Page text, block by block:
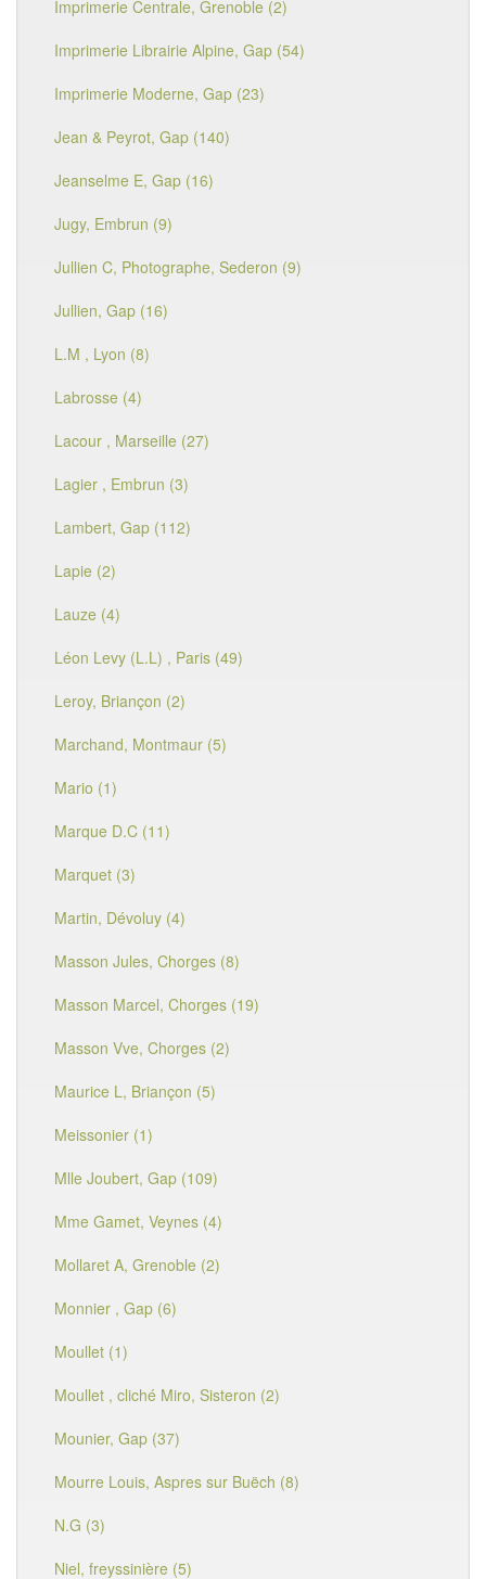
Imprimerie Centrale, Grenoble (2)
Imprimerie Librairie Alpine, Gap (54)
Imprimerie Moderne, Gap (23)
Jean & Peyrot, Gap (140)
Jeanselme E, Gap (16)
Jugy, Embrun (9)
Jullien C, Photographe, Sederon (9)
Jullien, Gap (16)
L.M , Lyon (8)
Labrosse (4)
Lacour , Marseille (27)
Lagier , Embrun (3)
Lambert, Gap (112)
Lapie (2)
Lauze (4)
Léon Levy (L.L) , Paris (49)
Leroy, Briançon (2)
Marchand, Montmaur (5)
Mario (1)
Marque D.C (11)
Marquet (3)
Martin, Dévoluy (4)
Masson Jules, Chorges (8)
Masson Marcel, Chorges (19)
Masson Vve, Chorges (2)
Maurice L, Briançon (5)
Meissonier (1)
Mlle Joubert, Gap (109)
Mme Gamet, Veynes (4)
Mollaret A, Grenoble (2)
Monnier , Gap (6)
Moullet (1)
Moullet , cliché Miro, Sisteron (2)
Mounier, Gap (37)
Mourre Louis, Aspres sur Buëch (8)
N.G (3)
Niel, freyssinière (5)